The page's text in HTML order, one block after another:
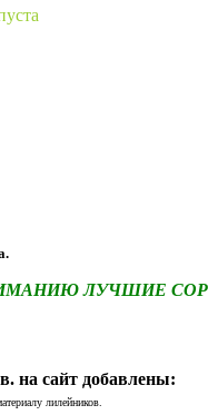
ЛУЧШИЕ
на сайт добавлены:
лилейников.